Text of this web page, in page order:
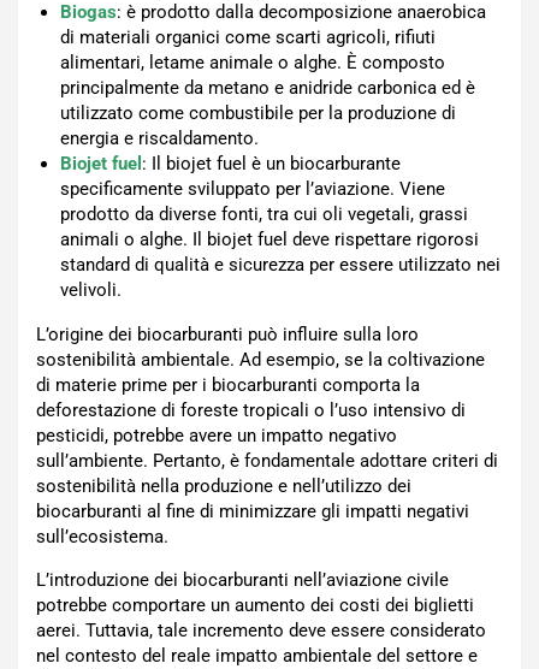
Biogas: è prodotto dalla decomposizione anaerobica
di materiali organici come scarti agricoli, rifiuti
alimentari, letame animale o alghe. È composto
principalmente da metano e anidride carbonica ed è
utilizzato come combustibile per la produzione di
energia e riscaldamento.
Biojet fuel : Il biojet fuel è un biocarburante
specificamente sviluppato per l’aviazione. Viene
prodotto da diverse fonti, tra cui oli vegetali, grassi
animali o alghe. Il biojet fuel deve rispettare rigorosi
standard di qualità e sicurezza per essere utilizzato nei
velivoli.
L’origine dei biocarburanti può influire sulla loro
sostenibilità ambientale. Ad esempio, se la coltivazione
di materie prime per i biocarburanti comporta la
deforestazione di foreste tropicali o l’uso intensivo di
pesticidi, potrebbe avere un impatto negativo
sull’ambiente. Pertanto, è fondamentale adottare criteri di
sostenibilità nella produzione e nell’utilizzo dei
biocarburanti al fine di minimizzare gli impatti negativi
sull’ecosistema.
L’introduzione dei biocarburanti nell’aviazione civile
potrebbe comportare un aumento dei costi dei biglietti
aerei. Tuttavia, tale incremento deve essere considerato
nel contesto del reale impatto ambientale del settore e